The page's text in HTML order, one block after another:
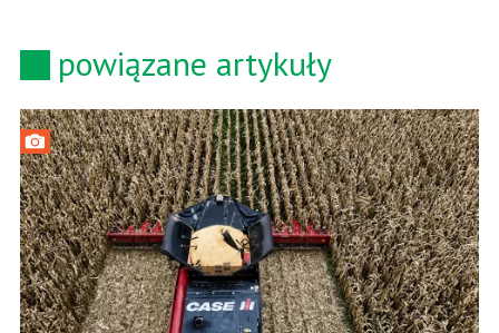
powiązane artykuły